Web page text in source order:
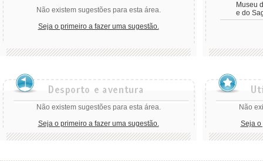
Não existem sugestões para esta área.
Seja o primeiro a fazer uma sugestão.
Museu
e do
Não existem sugestões para esta área.
Seja o primeiro a fazer uma sugestão.
Não
Seja o